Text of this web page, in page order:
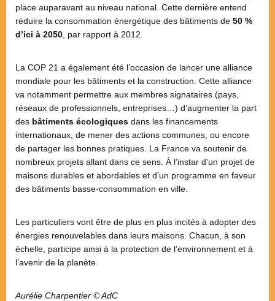
place auparavant au niveau national. Cette dernière entend
réduire la consommation énergétique des bâtiments de 50 %
d’ici à 2050 , par rapport à 2012.
La COP 21 a également été l’occasion de lancer une alliance
mondiale pour les bâtiments et la construction. Cette alliance
va notamment permettre aux membres signataires (pays,
réseaux de professionnels, entreprises…) d’augmenter la part
des bâtiments écologiques dans les financements
internationaux, de mener des actions communes, ou encore
de partager les bonnes pratiques. La France va soutenir de
nombreux projets allant dans ce sens. À l’instar d’un projet de
maisons durables et abordables et d’un programme en faveur
des bâtiments basse-consommation en ville.
Les particuliers vont être de plus en plus incités à adopter des
énergies renouvelables dans leurs maisons. Chacun, à son
échelle, participe ainsi à la protection de l’environnement et à
l’avenir de la planète.
Aurélie Charpentier © AdC